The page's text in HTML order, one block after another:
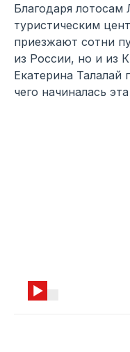
Благодаря лотосам
туристическим
приезжают сотни
из России, но и из
Екатерина Талалай
чего начиналась